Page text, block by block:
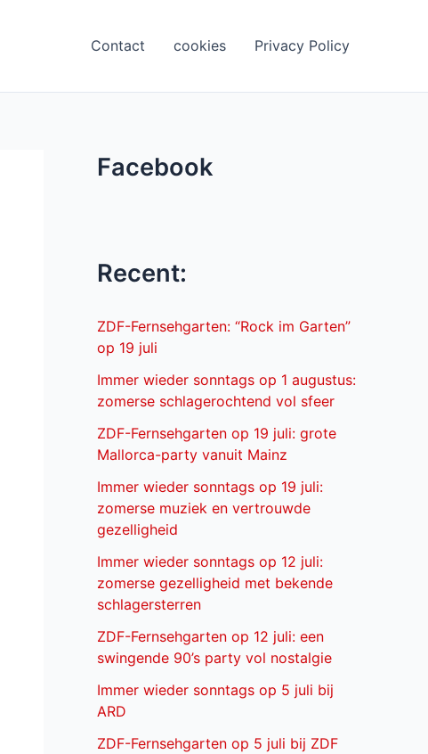
Contact cookies Privacy Policy
Facebook
Recent:
ZDF-Fernsehgarten: “Rock im Garten”
op 19 juli
Immer wieder sonntags op 1 augustus:
zomerse schlagerochtend vol sfeer
ZDF-Fernsehgarten op 19 juli: grote
Mallorca-party vanuit Mainz
Immer wieder sonntags op 19 juli:
zomerse muziek en vertrouwde
gezelligheid
Immer wieder sonntags op 12 juli:
zomerse gezelligheid met bekende
schlagersterren
ZDF-Fernsehgarten op 12 juli: een
swingende 90’s party vol nostalgie
Immer wieder sonntags op 5 juli bij
ARD
ZDF-Fernsehgarten op 5 juli bij ZDF